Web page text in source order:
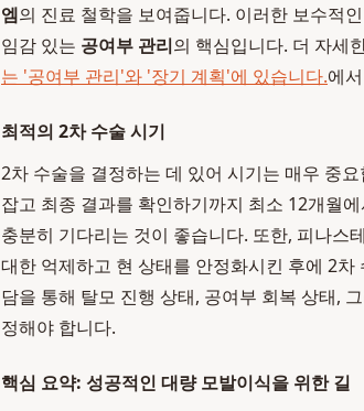
엠의 진료 철학을 보여줍니다. 이러한 보수적
임감 있는 공여부 관리의 핵심입니다. 더 자세
는 '공여부 관리'와 '장기 계획'에 있습니다.에
최적의 2차 수술 시기
2차 수술을 결정하는 데 있어 시기는 매우 중
잡고 최종 결과를 확인하기까지 최소 12개월
충분히 기다리는 것이 좋습니다. 또한, 피나스
대한 억제하고 현 상태를 안정화시킨 후에 2
담을 통해 탈모 진행 상태, 공여부 회복 상태,
정해야 합니다.
핵심 요약: 성공적인 대량 모발이식을 위한 길